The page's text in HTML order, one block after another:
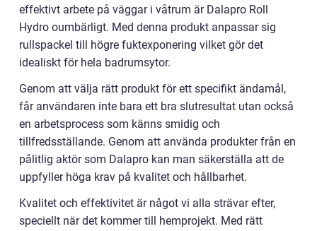
effektivt arbete på väggar i våtrum är Dalapro Roll
Hydro oumbärligt. Med denna produkt anpassar sig
rullspackel till högre fuktexponering vilket gör det
idealiskt för hela badrumsytor.
Genom att välja rätt produkt för ett specifikt ändamål,
får användaren inte bara ett bra slutresultat utan också
en arbetsprocess som känns smidig och
tillfredsställande. Genom att använda produkter från en
pålitlig aktör som Dalapro kan man säkerställa att de
uppfyller höga krav på kvalitet och hållbarhet.
Kvalitet och effektivitet är något vi alla strävar efter,
speciellt när det kommer till hemprojekt. Med rätt